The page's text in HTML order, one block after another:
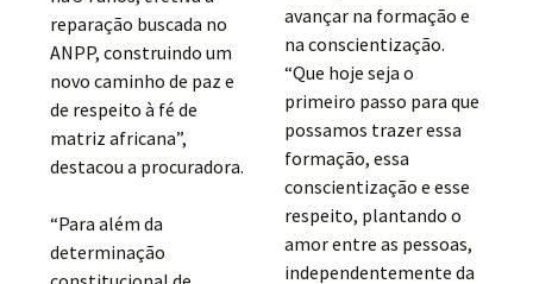
reparação buscada no
ANPP, construindo um
novo caminho de paz e
de respeito à fé de
matriz africana”,
destacou a procuradora.
“Para além da
determinação
avançar na formação e
na conscientização.
“Que hoje seja o
primeiro passo para que
possamos trazer essa
formação, essa
conscientização e esse
respeito, plantando o
amor entre as pessoas,
independentemente da